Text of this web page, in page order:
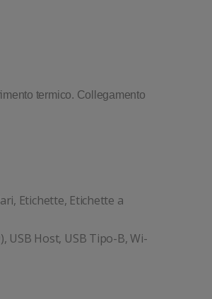
termico. Collegamento
Etichette, Etichette a
USB Host, USB Tipo-B, Wi-